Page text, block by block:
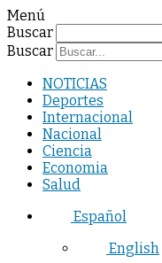
Menú
Buscar
Buscar
NOTICIAS
Deportes
Internacional
Nacional
Ciencia
Economia
Salud
Español
English